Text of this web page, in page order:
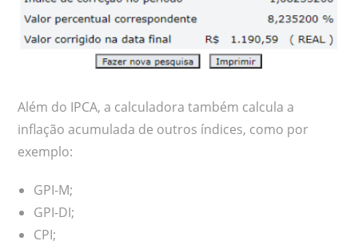
Além do IPCA, a calculadora também calcula a
inflação acumulada de outros índices, como por
exemplo:
GPI-M;
GPI-DI;
CPI;